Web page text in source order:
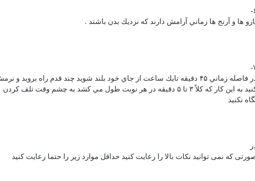
ها و آرنج ها زماني آرامش دارند كه نزديك بدن باشند .
زماني ۴۵ دقيقه تايك ساعت از جاي خود بلند شويد چند قدم راه برويد و نرمش
به اين كار كه كلاً ۳ تا ۵ دقيقه در هر نوبت طول مي كشد به چشم وقت تلف كردن
نكنيد
که نمی توانید نکات بالا را رعایت کنید حداقل موارد زیر را حتما رعایت کنید